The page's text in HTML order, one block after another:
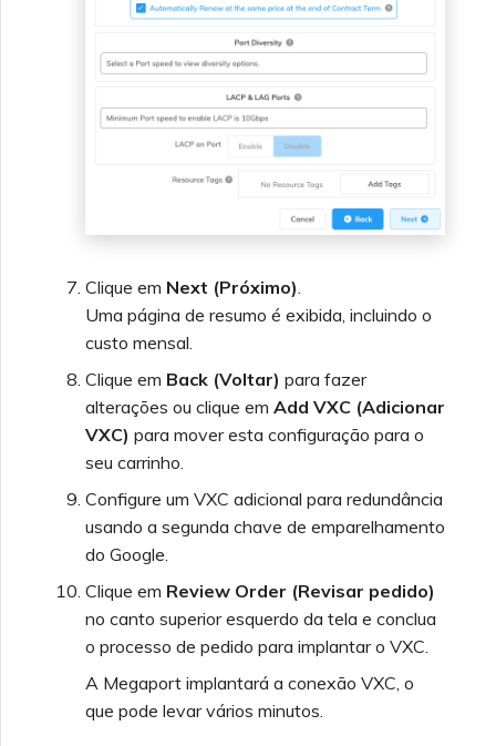
Clique em Next (Próximo).
Uma página de resumo é exibida, incluindo o
custo mensal.
Clique em Back (Voltar) para fazer
alterações ou clique em Add VXC (Adicionar
VXC) para mover esta configuração para o
seu carrinho.
Configure um VXC adicional para redundância
usando a segunda chave de emparelhamento
do Google.
Clique em Review Order (Revisar pedido)
no canto superior esquerdo da tela e conclua
o processo de pedido para implantar o VXC.
A Megaport implantará a conexão VXC, o
que pode levar vários minutos.